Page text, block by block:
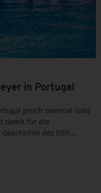
in Portugal
gleich zweimal Gold
damit für die
des DSV.